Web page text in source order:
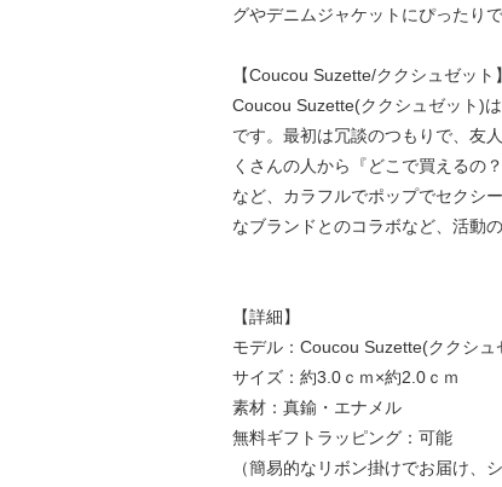
グやデニムジャケットにぴったり
【Coucou Suzette/ククシュゼット】
Coucou Suzette(ククシュゼット)
です。最初は冗談のつもりで、友
くさんの人から『どこで買えるの
など、カラフルでポップでセクシ
なブランドとのコラボなど、活動
【詳細】
モデル：Coucou Suzette(ククシ
サイズ：約3.0ｃｍ×約2.0ｃｍ
素材：真鍮・エナメル
無料ギフトラッピング：可能
（簡易的なリボン掛けでお届け、